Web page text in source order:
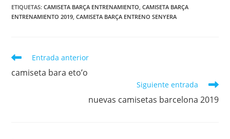
ETIQUETAS:CAMISETA BARÇA ENTRENAMIENTO CAMISETA BARÇA
ENTRENAMIENTO 2019 CAMISETA BARÇA ENTRENO SENYERA
Leer
artículos
Entrada anterior
camiseta bara eto’o
Siguiente entrada
nuevas camisetas barcelona 2019